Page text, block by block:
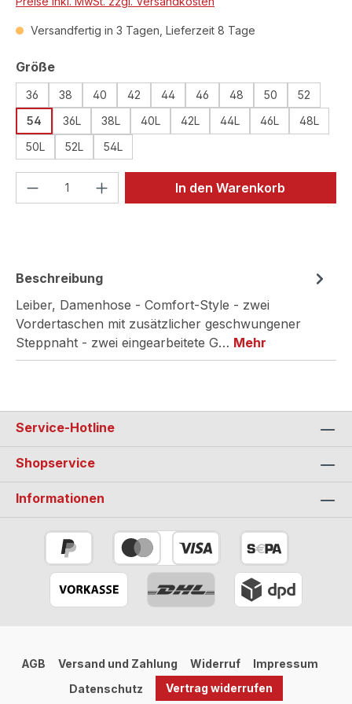
Versandfertig in 3 Tagen, Lieferzeit 8 Tage
Größeauswählen
36 38 40 42 44 46 48 50
52
54
36L 38L 40L 42L 44L 46L
48L
50L
52L 54L
Produkt Anzahl: Gib denIn den Warenkorb
Beschreibung
Leiber, Damenhose - Comfort-Style - zwei
Vordertaschen mit zusätzlicher geschwungener
Steppnaht - zwei eingearbeitete G… Mehr
Service-Hotline
Shopservice
Informationen
AGB Versand und Zahlung Widerruf
Impressum
Datenschutz
Vertrag widerrufen